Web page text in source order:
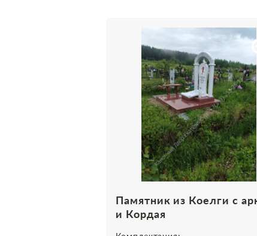
Памятник из Коелги с
и Кордая